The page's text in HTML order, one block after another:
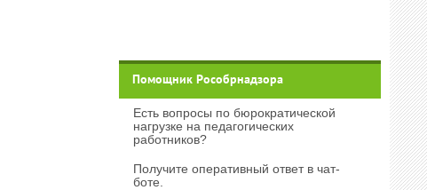
Помощник Рособрнадзора
Есть вопросы по бюрократической
нагрузке на педагогических
работников?
Получите оперативный ответ в чат-
боте.